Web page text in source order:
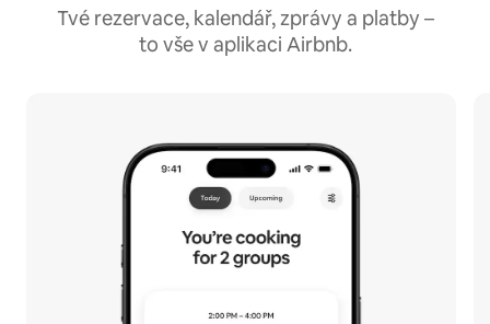
Tvé rezervace, kalendář, zprávy a platby –
to vše v aplikaci Airbnb.